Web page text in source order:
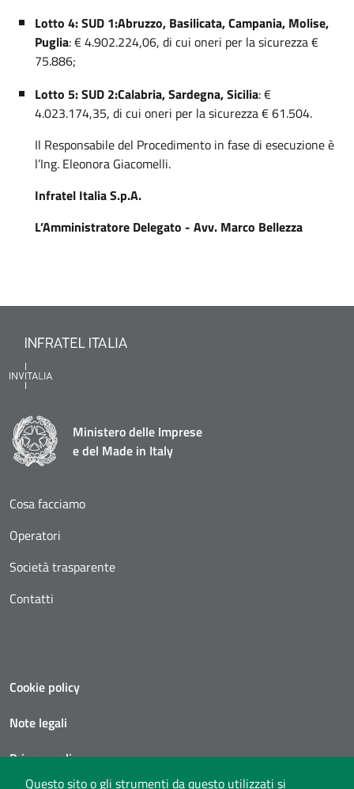
Lotto 4: SUD 1:Abruzzo, Basilicata, Campania, Molise,
Puglia: € 4.902.224,06, di cui oneri per la sicurezza €
75.886;
Lotto 5: SUD 2:Calabria, Sardegna, Sicilia: €
4.023.174,35, di cui oneri per la sicurezza € 61.504.
Il Responsabile del Procedimento in fase di esecuzione è
l’Ing. Eleonora Giacomelli.
Infratel Italia S.p.A.
L’Amministratore Delegato - Avv. Marco Bellezza
Questo sito o gli strumenti da questo utilizzati si
Ministero delle Imprese
e del Made in Italy
Cosa facciamo
Operatori
Società trasparente
Contatti
Cookie policy
Note legali
Privacy policy